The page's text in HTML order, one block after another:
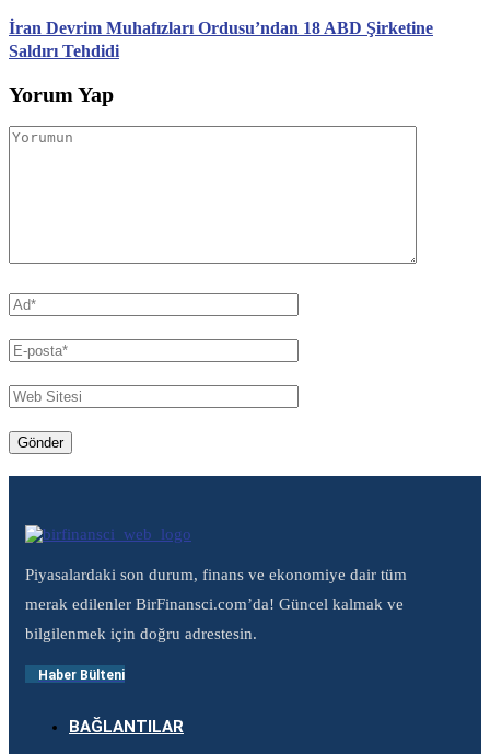
İran Devrim Muhafızları Ordusu’ndan 18 ABD Şirketine
Saldırı Tehdidi
Yorum Yap
Piyasalardaki son durum, finans ve ekonomiye dair tüm
merak edilenler BirFinansci.com’da! Güncel kalmak ve
bilgilenmek için doğru adrestesin.
Haber Bülteni
BAĞLANTILAR